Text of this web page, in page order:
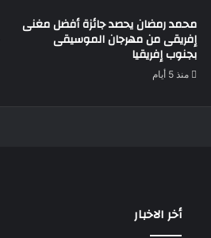
محمد رمضان يحصد جائزة أفضل مغنى
إفريقى من مهرجان الموسيقى
بجنوب إفريقيا
منذ 5 أيام
أخر الاخبار